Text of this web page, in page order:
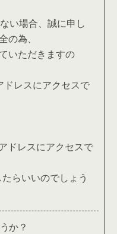
い場合、誠に申し
の為、
いただきますの
ドレスにアクセスで
ドレスにアクセスで
らいいのでしょう
か？